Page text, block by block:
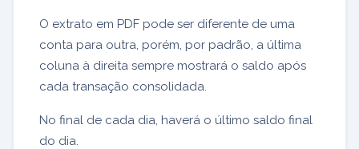
O extrato em PDF pode ser diferente de uma
conta para outra, porém, por padrão, a última
coluna à direita sempre mostrará o saldo após
cada transação consolidada.
No final de cada dia, haverá o último saldo final
do dia.